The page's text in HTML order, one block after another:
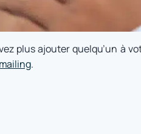
plus ajouter quelqu’un à
.